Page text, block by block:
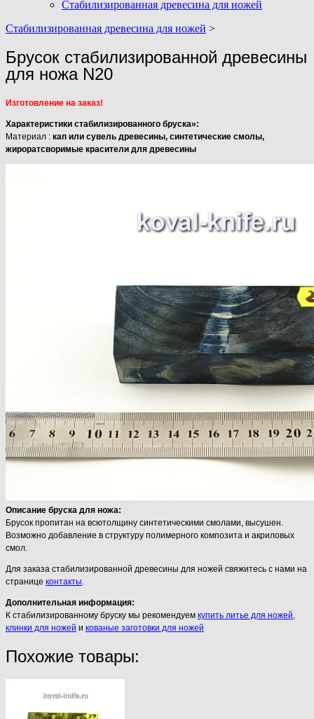
Стабилизированная древесина для ножей
Стабилизированная древесина для ножей >
Брусок стабилизированной древесины
для ножа N20
Изготовление на заказ!
Характеристики стабилизированного бруска»:
Материал : кап или сувель древесины, синтетические смолы,
жироратсворимые красители для древесины
Описание бруска для ножа:
Брусок пропитан на всютолщину синтетическими смолами, высушен.
Возможно добавление в структуру полимерного композита и акриловых
смол.
Для заказа стабилизированной древесины для ножей свяжитесь с нами на
странице контакты.
Дополнительная информация:
К стабилизированному бруску мы рекомендуем купить литье для ножей,
клинки для ножей и кованые заготовки для ножей
Похожие товары: